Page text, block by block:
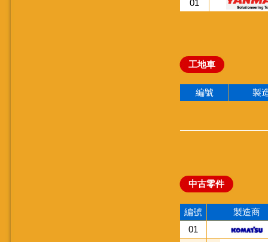
01
工地車
編號 製
中古零件
編號
製造商
01